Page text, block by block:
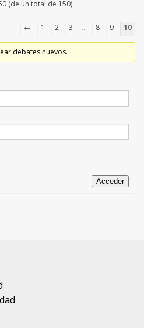
(de un total de 150)
← 1 2 3 … 8 9 10
debates nuevos.
Acceder